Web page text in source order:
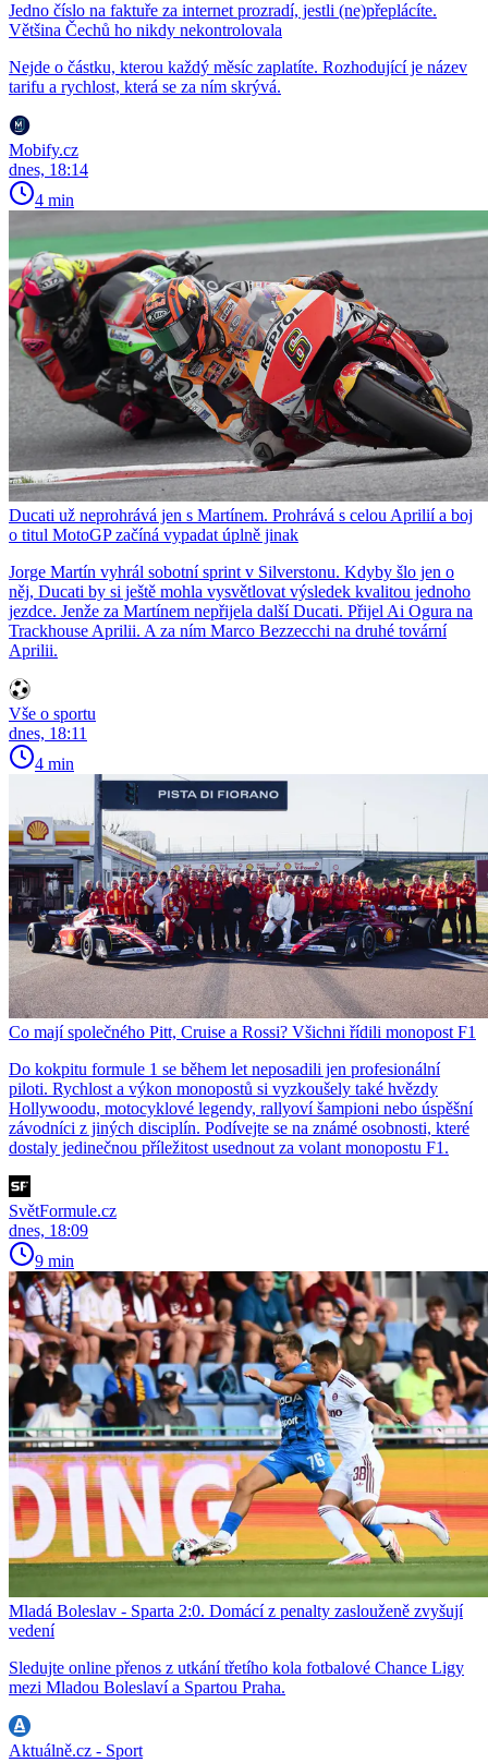
Jedno číslo na faktuře za internet prozradí, jestli (ne)přeplácíte.
Většina Čechů ho nikdy nekontrolovala
Nejde o částku, kterou každý měsíc zaplatíte. Rozhodující je název
tarifu a rychlost, která se za ním skrývá.
Mobify.cz
dnes, 18:14
4 min
Ducati už neprohrává jen s Martínem. Prohrává s celou Aprilií a boj
o titul MotoGP začíná vypadat úplně jinak
Jorge Martín vyhrál sobotní sprint v Silverstonu. Kdyby šlo jen o
něj, Ducati by si ještě mohla vysvětlovat výsledek kvalitou jednoho
jezdce. Jenže za Martínem nepřijela další Ducati. Přijel Ai Ogura na
Trackhouse Aprilii. A za ním Marco Bezzecchi na druhé tovární
Aprilii.
Vše o sportu
dnes, 18:11
4 min
Co mají společného Pitt, Cruise a Rossi? Všichni řídili monopost F1
Do kokpitu formule 1 se během let neposadili jen profesionální
piloti. Rychlost a výkon monopostů si vyzkoušely také hvězdy
Hollywoodu, motocyklové legendy, rallyoví šampioni nebo úspěšní
závodníci z jiných disciplín. Podívejte se na známé osobnosti, které
dostaly jedinečnou příležitost usednout za volant monopostu F1.
SvětFormule.cz
dnes, 18:09
9 min
Mladá Boleslav - Sparta 2:0. Domácí z penalty zaslouženě zvyšují
vedení
Sledujte online přenos z utkání třetího kola fotbalové Chance Ligy
mezi Mladou Boleslaví a Spartou Praha.
Aktuálně.cz - Sport